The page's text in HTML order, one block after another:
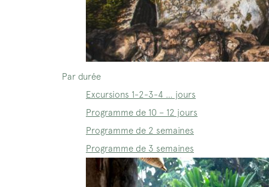
Par durée
Excursions 1-2-3-4 … jours
Programme de 10 – 12 jours
Programme de 2 semaines
Programme de 3 semaines